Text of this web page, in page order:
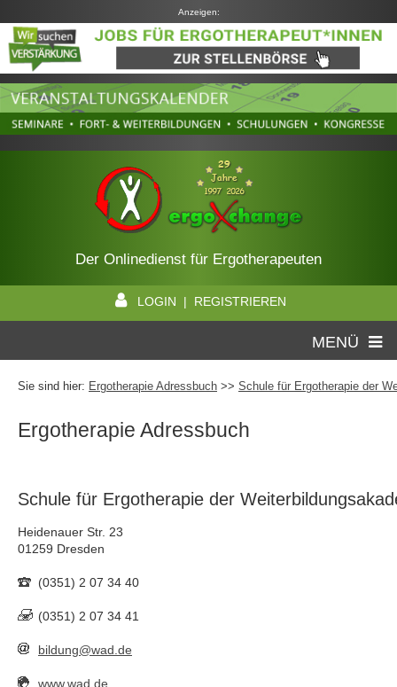
Anzeigen:
Der Onlinedienst für Ergotherapeuten
LOGIN | REGISTRIEREN
MENÜ
Sie sind hier: Ergotherapie Adressbuch >> Schule für Ergotherapie der
Ergotherapie Adressbuch
Schule für Ergotherapie der
Heidenauer Str. 23
01259 Dresden
(0351) 2 07 34 40
(0351) 2 07 34 41
bildung@wad.de
www.wad.de